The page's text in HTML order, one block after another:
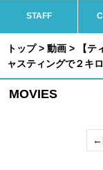
STAFF
トップ> 動画 > 【テ
ャスティングで２キ
MOVIES